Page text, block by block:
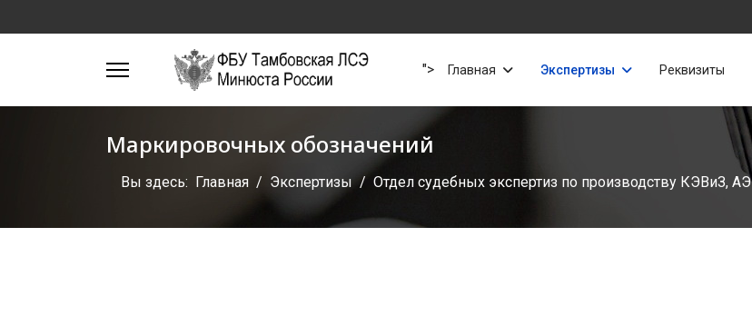
"> Главная Экспертизы Реквизиты
Маркировочных обозначений
Вы здесь: Главная Экспертизы Отдел судебных экспертиз по производству КЭВиЗ, АЭ